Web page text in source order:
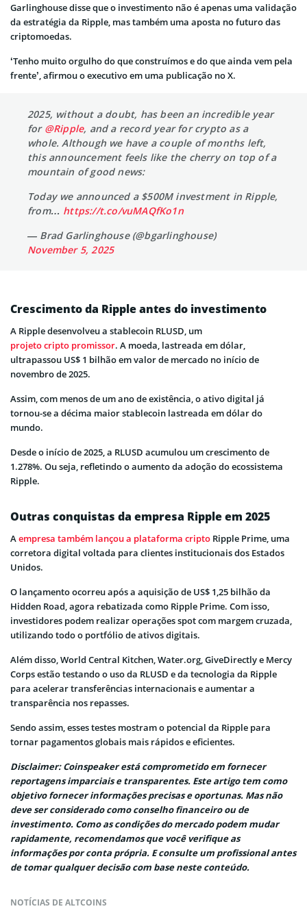
Garlinghouse disse que o investimento não é apenas uma validação
da estratégia da Ripple, mas também uma aposta no futuro das
criptomoedas.
‘Tenho muito orgulho do que construímos e do que ainda vem pela
frente’, afirmou o executivo em uma publicação no X.
2025, without a doubt, has been an incredible year
for @Ripple, and a record year for crypto as a
whole. Although we have a couple of months left,
this announcement feels like the cherry on top of a
mountain of good news:
Today we announced a $500M investment in Ripple,
from… https://t.co/vuMAQfKo1n
— Brad Garlinghouse (@bgarlinghouse)
November 5, 2025
Crescimento da Ripple antes do investimento
A Ripple desenvolveu a stablecoin RLUSD, um
projeto cripto promissor. A moeda, lastreada em dólar,
ultrapassou US$ 1 bilhão em valor de mercado no início de
novembro de 2025.
Assim, com menos de um ano de existência, o ativo digital já
tornou-se a décima maior stablecoin lastreada em dólar do
mundo.
Desde o início de 2025, a RLUSD acumulou um crescimento de
1.278%. Ou seja, refletindo o aumento da adoção do ecossistema
Ripple.
Outras conquistas da empresa Ripple em 2025
A empresa também lançou a plataforma cripto Ripple Prime, uma
corretora digital voltada para clientes institucionais dos Estados
Unidos.
O lançamento ocorreu após a aquisição de US$ 1,25 bilhão da
Hidden Road, agora rebatizada como Ripple Prime. Com isso,
investidores podem realizar operações spot com margem cruzada,
utilizando todo o portfólio de ativos digitais.
Além disso, World Central Kitchen, Water.org, GiveDirectly e Mercy
Corps estão testando o uso da RLUSD e da tecnologia da Ripple
para acelerar transferências internacionais e aumentar a
transparência nos repasses.
Sendo assim, esses testes mostram o potencial da Ripple para
tornar pagamentos globais mais rápidos e eficientes.
Disclaimer: Coinspeaker está comprometido em fornecer
reportagens imparciais e transparentes. Este artigo tem como
objetivo fornecer informações precisas e oportunas. Mas não
deve ser considerado como conselho financeiro ou de
investimento. Como as condições do mercado podem mudar
rapidamente, recomendamos que você verifique as
informações por conta própria. E consulte um profissional antes
de tomar qualquer decisão com base neste conteúdo.
NOTÍCIAS DE ALTCOINS